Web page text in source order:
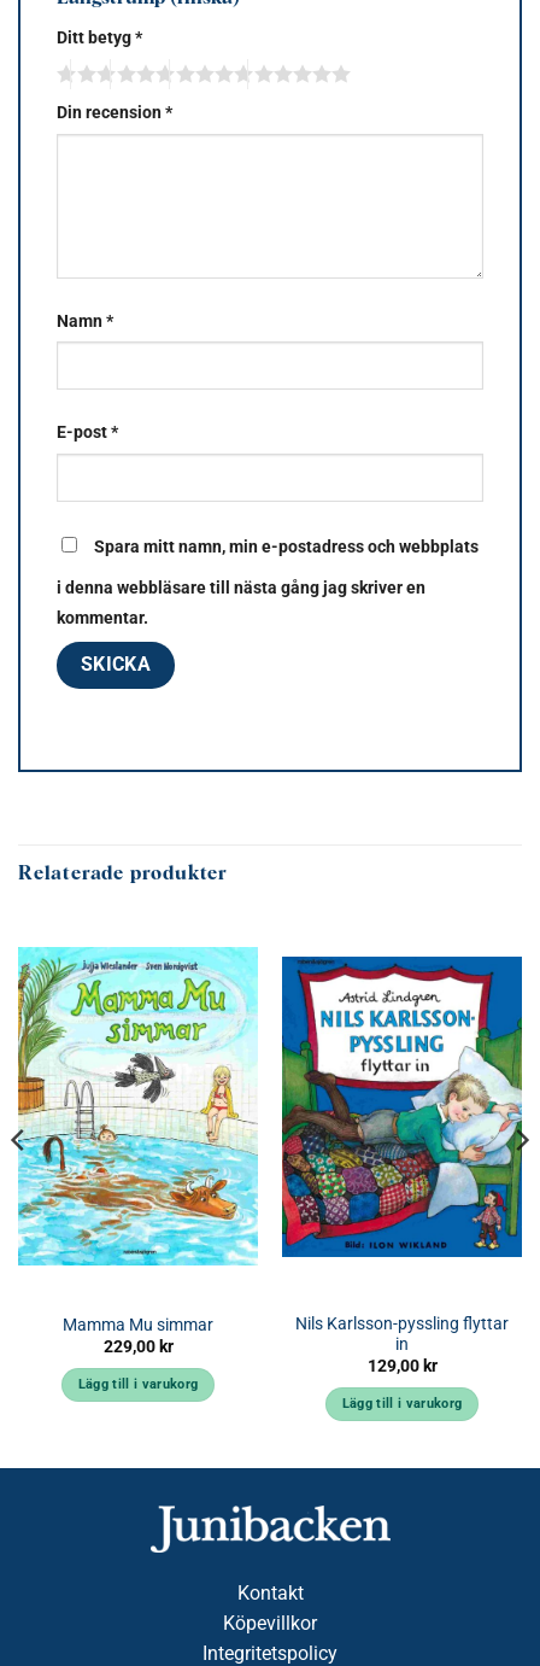
Ditt betyg*
Din recension*
Namn*
E-post*
Spara mitt namn, min e-postadress och webbplats
i denna webbläsare till nästa gång jag skriver en
kommentar.
Relaterade produkter
Mamma Mu simmar
229,00 kr
Lägg till i varukorg
Nils Karlsson-pyssling flyttar
in
129,00 kr
Lägg till i varukorg
Kontakt
Köpevillkor
Integritetspolicy